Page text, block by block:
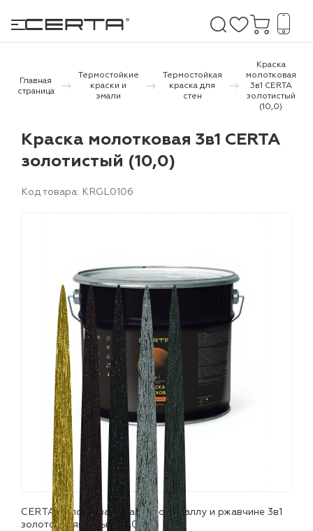
и дачи
бетону,
и эмали
Главная
страница
Термостойкие
краски и
эмали
Термостойкая
краска для
стен
Краска
молотковая
3в1 CERTA
золотистый
(10,0)
Краска молотковая 3в1 CERTA
золотистый (10,0)
Код товара: KRGL0106
CERTA молотковая краска по металлу и ржавчине 3в1
золотой глянцевый (10,0кг)